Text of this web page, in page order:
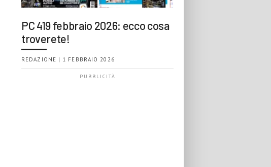
PC 419 febbraio 2026: ecco cosa
troverete!
REDAZIONE | 1 FEBBRAIO 2026